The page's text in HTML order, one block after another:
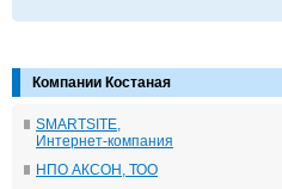
Компании Костаная
SMARTSITE,
Интернет-компания
НПО АКСОН, ТОО